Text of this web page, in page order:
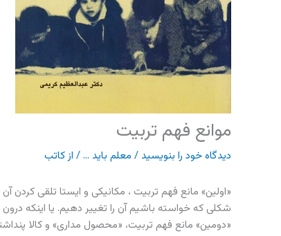
موانع فهم تربیت
دیدگاه‌ خود را بنویسید / معلم باید .../ ازکاتب
«اولین» مانع فهم تربیت ، مکانیکی و ایستا تلقی
شکلی که خواسته باشیم آن را تغییر دهیم. یا اینکه
«دومین» مانع فهم تربیت، «محصول مداری» و کالا